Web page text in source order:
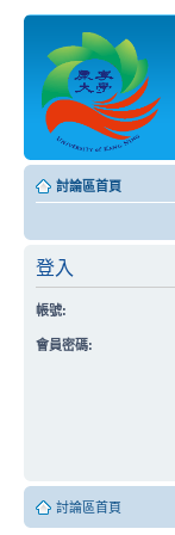
討論區首頁
登入
帳號:
會員密碼:
討論區首頁